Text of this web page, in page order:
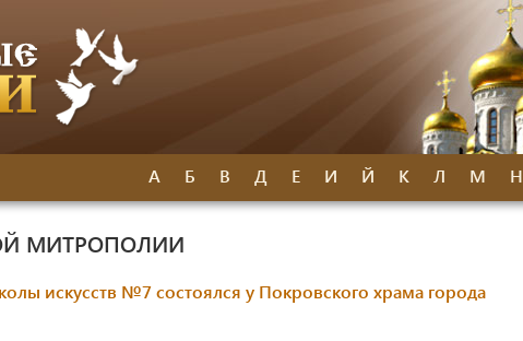
А Б В Д Е И Й К Л М Н
МИТРОПОЛИИ
искусств №7 состоялся у Покровского храма города